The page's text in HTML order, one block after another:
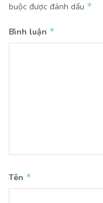
buộc được đánh dấu *
Bình luận *
Tên *